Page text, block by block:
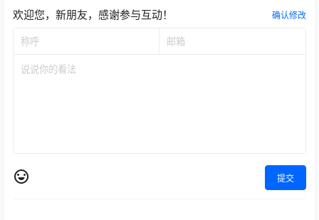
欢迎您，新朋友，感谢参与互动！ 确认修改
提交